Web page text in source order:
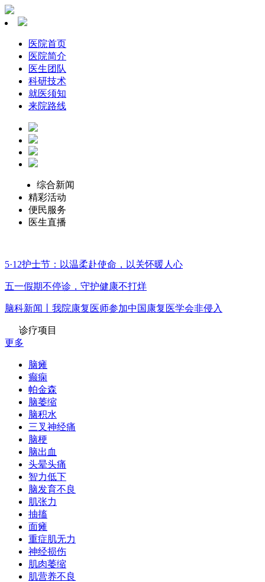
医院首页
医院简介
医生团队
科研技术
就医须知
来院路线
综合新闻
精彩活动
便民服务
医生直播
5·12护士节：以温柔赴使命，以关怀暖人心
五一假期不停诊，守护健康不打烊
脑科新闻丨我院康复医师参加中国康复医学会非侵入
诊疗项目
更多
脑瘫
癫痫
帕金森
脑萎缩
脑积水
三叉神经痛
脑梗
脑出血
头晕头痛
智力低下
脑发育不良
肌张力
抽搐
面瘫
重症肌无力
神经损伤
肌肉萎缩
肌营养不良